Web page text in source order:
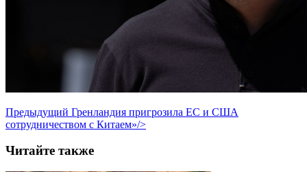
Предыдущий Гренландия пригрозила ЕС и США
сотрудничеством с Китаем»/>
Читайте также